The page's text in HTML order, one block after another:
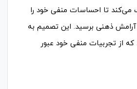
می‌کند تا احساسات منفی خود را
ذهنی برسید. این تصمیم به
از تجربیات منفی خود عبور